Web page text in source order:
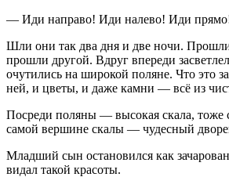
— Иди направо! Иди налево! Иди
Шли они так два дня и две ночи.
прошли другой. Вдруг впереди
очутились на широкой поляне. Что это
ней, и цветы, и даже камни — всё из
Посреди поляны — высокая скала, тоже
самой вершине скалы — чудесный
Младший сын остановился как
видал такой красоты.